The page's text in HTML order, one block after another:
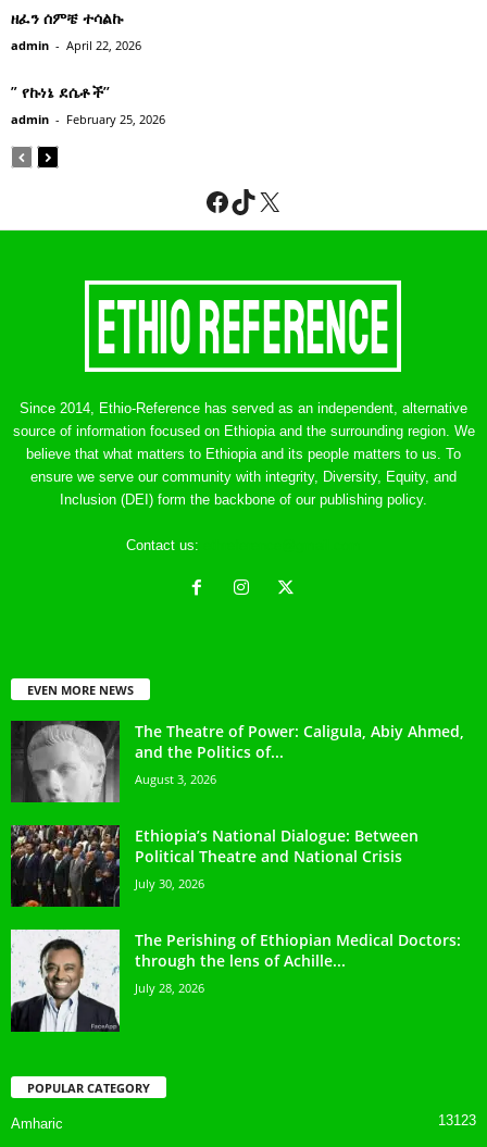
ዘፈን ሰምቼ ተሳልኩ
admin - April 22, 2026
” የኩነኔ ደሴቶች’’
admin - February 25, 2026
Facebook
TikTok
X
Since 2014, Ethio-Reference has served as an independent, alternative
source of information focused on Ethiopia and the surrounding region. We
believe that what matters to Ethiopia and its people matters to us. To
ensure we serve our community with integrity, Diversity, Equity, and
Inclusion (DEI) form the backbone of our publishing policy.
Contact us:
EVEN MORE NEWS
The Theatre of Power: Caligula, Abiy Ahmed,
and the Politics of...
August 3, 2026
Ethiopia’s National Dialogue: Between
Political Theatre and National Crisis
July 30, 2026
The Perishing of Ethiopian Medical Doctors:
through the lens of Achille...
July 28, 2026
POPULAR CATEGORY
Amharic
13123